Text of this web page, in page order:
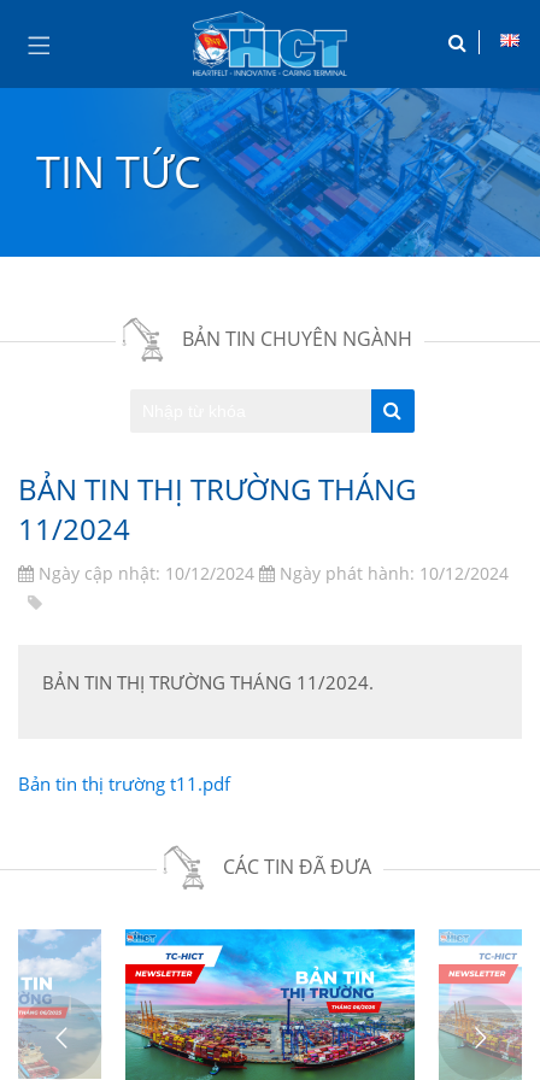
TIN TỨC
BẢN TIN CHUYÊN NGÀNH
BẢN TIN THỊ TRƯỜNG THÁNG
11/2024
Ngày cập nhật: 10/12/2024 Ngày phát hành: 10/12/2024
BẢN TIN THỊ TRƯỜNG THÁNG 11/2024.
Bản tin thị trường t11.pdf
CÁC TIN ĐÃ ĐƯA